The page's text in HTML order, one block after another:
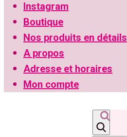
Instagram
Boutique
Nos produits en détails
A propos
Adresse et horaires
Mon compte